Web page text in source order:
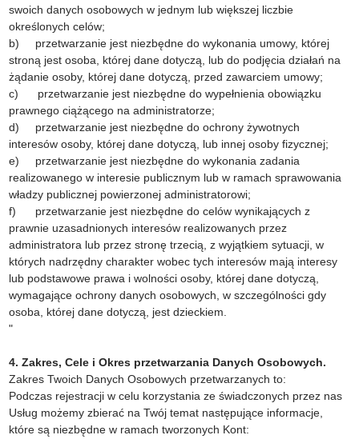
swoich danych osobowych w jednym lub większej liczbie
określonych celów;
b) przetwarzanie jest niezbędne do wykonania umowy, której
stroną jest osoba, której dane dotyczą, lub do podjęcia działań na
żądanie osoby, której dane dotyczą, przed zawarciem umowy;
c) przetwarzanie jest niezbędne do wypełnienia obowiązku
prawnego ciążącego na administratorze;
d) przetwarzanie jest niezbędne do ochrony żywotnych
interesów osoby, której dane dotyczą, lub innej osoby fizycznej;
e) przetwarzanie jest niezbędne do wykonania zadania
realizowanego w interesie publicznym lub w ramach sprawowania
władzy publicznej powierzonej administratorowi;
f) przetwarzanie jest niezbędne do celów wynikających z
prawnie uzasadnionych interesów realizowanych przez
administratora lub przez stronę trzecią, z wyjątkiem sytuacji, w
których nadrzędny charakter wobec tych interesów mają interesy
lub podstawowe prawa i wolności osoby, której dane dotyczą,
wymagające ochrony danych osobowych, w szczególności gdy
osoba, której dane dotyczą, jest dzieckiem.
"
4. Zakres, Cele i Okres przetwarzania Danych Osobowych.
Zakres Twoich Danych Osobowych przetwarzanych to:
Podczas rejestracji w celu korzystania ze świadczonych przez nas
Usług możemy zbierać na Twój temat następujące informacje,
które są niezbędne w ramach tworzonych Kont: